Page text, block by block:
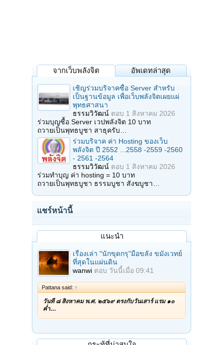
จากเว็บพลังจิต อัพเดทล่าสุด
เชิญร่วมบริจาคซื้อ Server สำหรับ
เป็นฐานข้อมูล เพื่อเว็บพลังจิตเผยแผ่
พุทธศาสนา
ธรรมวิวัฒน์ ตอบ 1 สิงหาคม 2026
ร่วมบุญซื้อ Server เวปพลังจิต 10 บาท
ถวายเป็นพุทธบูชา สาธุครับ…
ร่วมบริจาค ค่า Hosting ของเว็บ
พลังจิต ปี 2552 ...2558 -2559 -2560
- 2561 -2564
ธรรมวิวัฒน์ ตอบ 1 สิงหาคม 2026
ร่วมทำบุญ ค่า hosting = 10 บาท
ถวายเป็นพุทธบูชา ธรรมบูชา สังฆบูชา…
แชร์หน้านี้
แนะนำ
เรื่องเล่า "นักขุดกรุ"มือขลัง ขมังเวทย์
ที่สุดในแผ่นดิน
wanwi ตอบ วันนี้เมื่อ 09:41
Pattana said: ↑
วันที่ ๘ สิงหาคม พ.ศ. ๒๕๖๙ ตรงกับวันเสาร์ แรม ๑๐
ค่ำ…